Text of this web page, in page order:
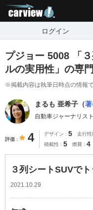
ログイン
プジョー 5008 「
ルの実用性」の専
※掲載内容は執筆日時点の情報で
まるも 亜希子（
自動車ジャーナリスト
評価 4 デザイン 5 走行性
積載性 5 燃費 4
３列シートSUVで
2021.10.29